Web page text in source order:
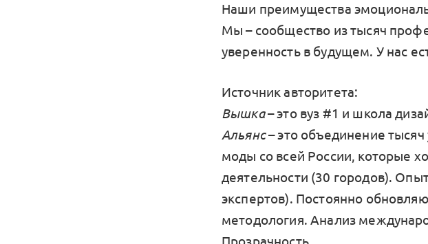
Наши преимущества
Мы – сообщество из тысяч
уверенность в будущем. У нас
Источник авторитета:
Вышка– это вуз #1 и школа
Альянс– это объединение
моды со всей России, которые
деятельности (30 городов).
экспертов). Постоянно
методология. Анализ